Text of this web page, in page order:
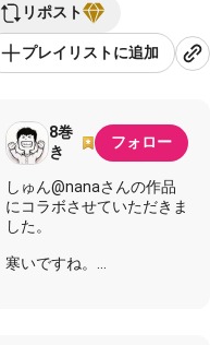
リポスト
プレイリストに追加
8巻
き
フォロー
しゅん@nanaさんの作品
にコラボさせていただきま
した。
寒いですね。